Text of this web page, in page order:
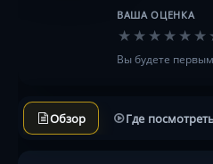
ВАША ОЦЕНКА
★ ★ ★ ★ ★ ★
Вы будете первым
Обзор Где